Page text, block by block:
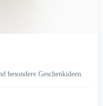
besondere Geschenkideen.